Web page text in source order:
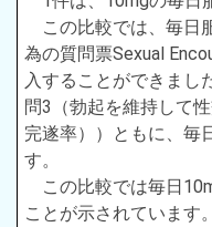
この比較では、毎日
為の質問票Sexual
入することができまし
問3（勃起を維持して
完遂率））ともに、毎
す。
この比較では毎日
ことが示されています。